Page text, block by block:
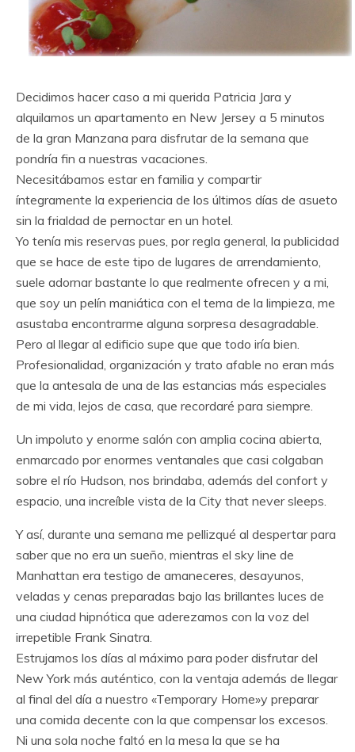
Decidimos hacer caso a mi querida Patricia Jara y
alquilamos un apartamento en New Jersey a 5 minutos
de la gran Manzana para disfrutar de la semana que
pondría fin a nuestras vacaciones.
Necesitábamos estar en familia y compartir
íntegramente la experiencia de los últimos días de asueto
sin la frialdad de pernoctar en un hotel.
Yo tenía mis reservas pues, por regla general, la publicidad
que se hace de este tipo de lugares de arrendamiento,
suele adornar bastante lo que realmente ofrecen y a mi,
que soy un pelín maniática con el tema de la limpieza, me
asustaba encontrarme alguna sorpresa desagradable.
Pero al llegar al edificio supe que que todo iría bien.
Profesionalidad, organización y trato afable no eran más
que la antesala de una de las estancias más especiales
de mi vida, lejos de casa, que recordaré para siempre.
Un impoluto y enorme salón con amplia cocina abierta,
enmarcado por enormes ventanales que casi colgaban
sobre el río Hudson, nos brindaba, además del confort y
espacio, una increíble vista de la City that never sleeps.
Y así, durante una semana me pellizqué al despertar para
saber que no era un sueño, mientras el sky line de
Manhattan era testigo de amaneceres, desayunos,
veladas y cenas preparadas bajo las brillantes luces de
una ciudad hipnótica que aderezamos con la voz del
irrepetible Frank Sinatra.
Estrujamos los días al máximo para poder disfrutar del
New York más auténtico, con la ventaja además de llegar
al final del día a nuestro «Temporary Home»y preparar
una comida decente con la que compensar los excesos.
Ni una sola noche faltó en la mesa la que se ha